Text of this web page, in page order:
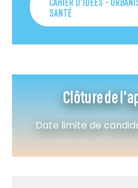
SANTÉ
Clôture de
Date limite de